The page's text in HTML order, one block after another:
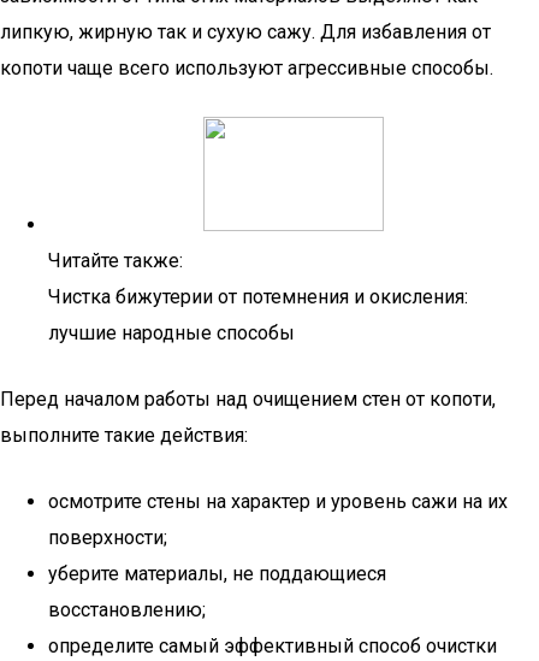
липкую, жирную так и сухую сажу. Для избавления от
копоти чаще всего используют агрессивные способы.
Читайте также:
Чистка бижутерии от потемнения и окисления:
лучшие народные способы
Перед началом работы над очищением стен от копоти,
выполните такие действия:
осмотрите стены на характер и уровень сажи на их
поверхности;
уберите материалы, не поддающиеся
восстановлению;
определите самый эффективный способ очистки